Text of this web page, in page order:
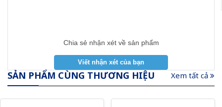
Chia sẻ nhận xét về sản phẩm
SẢN PHẨM CÙNG THƯƠNG HIỆU Xem tất cả